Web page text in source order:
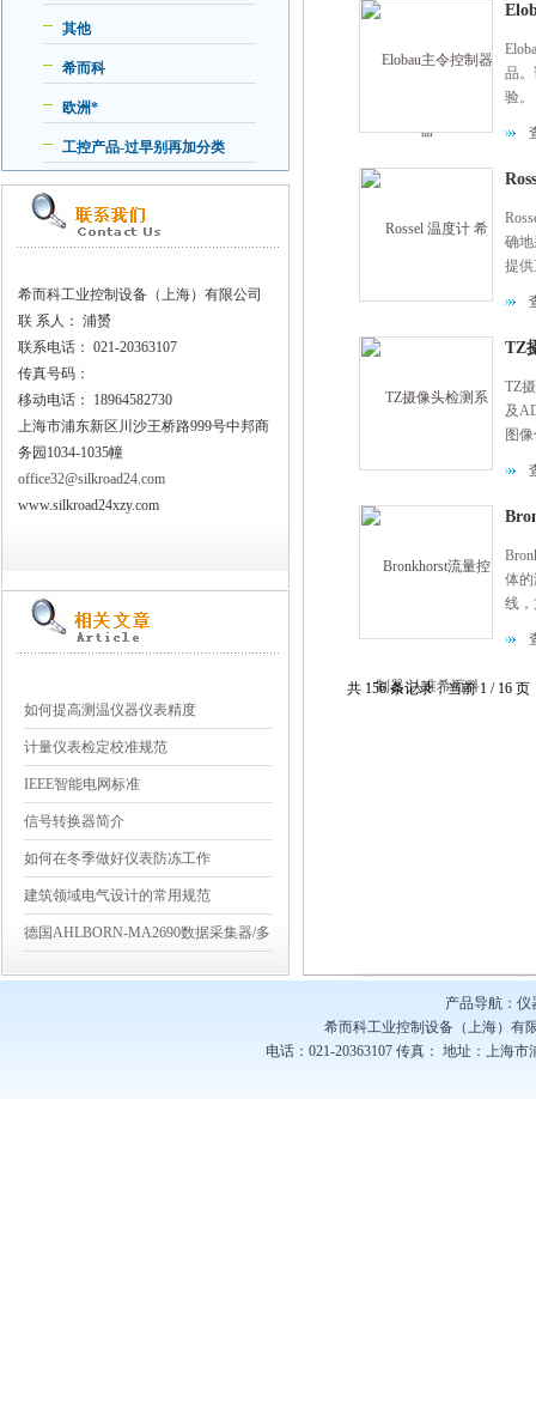
其他
希而科
欧洲*
工控产品-过早别再加分类
希而科工业控制设备（上海）有限公司
联 系人： 浦赟
联系电话： 021-20363107
传真号码：
移动电话：
18964582730
上海市浦东新区川沙王桥路999号中邦商
务园1034-1035幢
office32@silkroad24.com
www.silkroad24xzy.com
如何提高测温仪器仪表精度
计量仪表检定校准规范
IEEE智能电网标准
信号转换器简介
如何在冬季做好仪表防冻工作
建筑领域电气设计的常用规范
德国AHLBORN-MA2690数据采集器/多
品
验。
确
提
TZ
TZ
及
图
体
线
共 156 条记录，当前 1 / 16
产品导航：仪
希而科工业控制设备（上海）有
电话：021-20363107 传真： 地址：上海市